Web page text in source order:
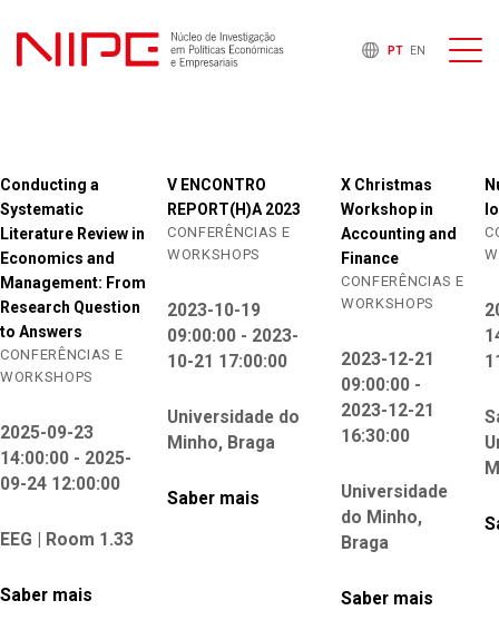
PT EN
Conducting a
Systematic
Literature Review in
Economics and
Management: From
Research Question
to Answers
CONFERÊNCIAS E
WORKSHOPS
2025-09-23
14:00:00 - 2025-
09-24 12:00:00
EEG | Room 1.33
Saber mais
V ENCONTRO
REPORT(H)A 2023
CONFERÊNCIAS E
WORKSHOPS
2023-10-19
09:00:00 - 2023-
10-21 17:00:00
Universidade do
Minho, Braga
Saber mais
X Christmas
Workshop in
Accounting and
Finance
CONFERÊNCIAS E
WORKSHOPS
2023-12-21
09:00:00 -
2023-12-21
16:30:00
Universidade
do Minho,
Braga
Saber mais